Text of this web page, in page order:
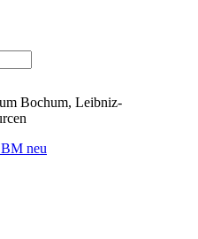
Bochum, Leibniz-